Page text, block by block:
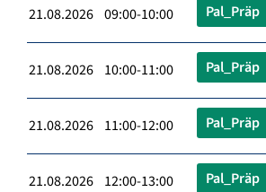
21.08.2026 09:00-10:00 Pal_Präp
21.08.2026 10:00-11:00 Pal_Präp
21.08.2026 11:00-12:00 Pal_Präp
21.08.2026 12:00-13:00 Pal_Präp